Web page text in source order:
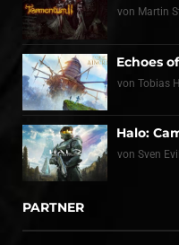
von Martin
Echoes
von Tobias
Halo:
von Sven Evil
PARTNER